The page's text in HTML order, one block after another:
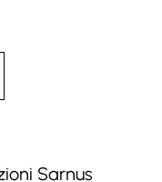
Sarnus